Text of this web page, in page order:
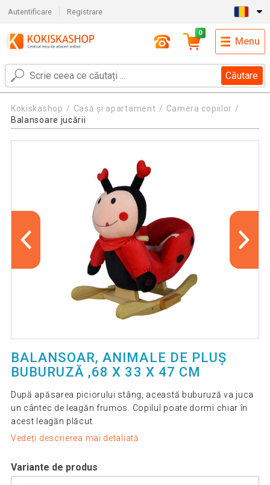
Autentificare Registrare
Căutare
0
Menu
Kokiskashop Casă și apartament
Camera copiilor
Balansoare jucării
BALANSOAR, ANIMALE DE PLUȘ
BUBURUZĂ ,68 X 33 X 47 CM
După apăsarea piciorului stâng, această buburuză va juca
un cântec de leagăn frumos. Copilul poate dormi chiar în
acest leagăn plăcut.
Vedeți descrierea mai detaliată
Variante de produs